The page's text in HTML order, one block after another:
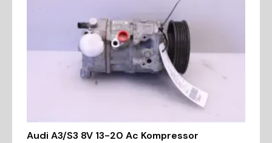
Audi A3/S3 8V 13-20 Ac Kompressor